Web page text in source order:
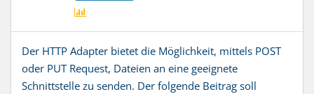
Der HTTP Adapter bietet die Möglichkeit, mittels POST
oder PUT Request, Dateien an eine geeignete
Schnittstelle zu senden. Der folgende Beitrag soll